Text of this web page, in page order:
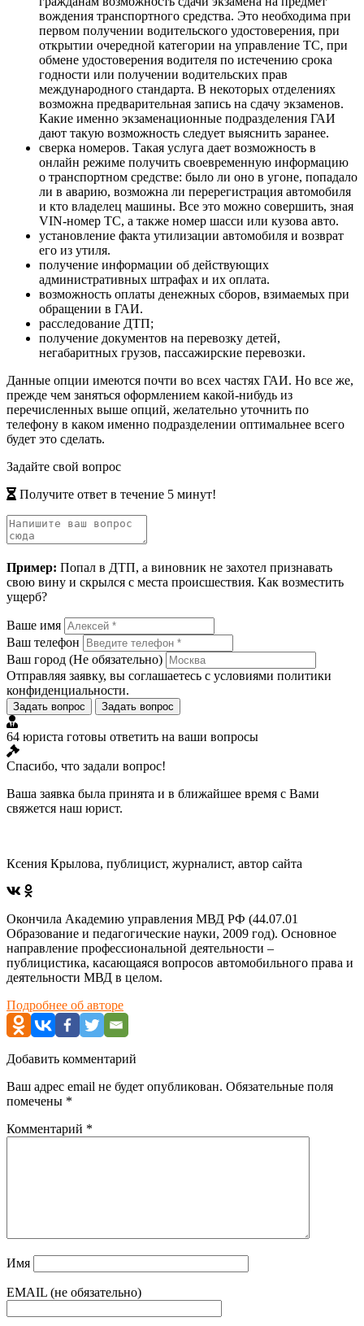
вождения транспортного средства. Это необходима при
первом получении водительского удостоверения, при
открытии очередной категории на управление ТС, при
обмене удостоверения водителя по истечению срока
годности или получении водительских прав
международного стандарта. В некоторых отделениях
возможна предварительная запись на сдачу экзаменов.
Какие именно экзаменационные подразделения ГАИ
дают такую возможность следует выяснить заранее.
сверка номеров. Такая услуга дает возможность в
онлайн режиме получить своевременную информацию
о транспортном средстве: было ли оно в угоне, попадало
ли в аварию, возможна ли перерегистрация автомобиля
и кто владелец машины. Все это можно совершить, зная
VIN-номер ТС, а также номер шасси или кузова авто.
установление факта утилизации автомобиля и возврат
его из утиля.
получение информации об действующих
административных штрафах и их оплата.
возможность оплаты денежных сборов, взимаемых при
обращении в ГАИ.
расследование ДТП;
получение документов на перевозку детей,
негабаритных грузов, пассажирские перевозки.
Данные опции имеются почти во всех частях ГАИ. Но все же,
прежде чем заняться оформлением какой-нибудь из
перечисленных выше опций, желательно уточнить по
телефону в каком именно подразделении оптимальнее всего
будет это сделать.
Задайте свой вопрос
Получите ответ в течение 5 минут!
Пример: Попал в ДТП, а виновник не захотел признавать
свою вину и скрылся с места происшествия. Как возместить
ущерб?
Ваше имя
Ваш телефон
Ваш город (Не обязательно)
Отправляя заявку, вы соглашаетесь с условиями политики
конфиденциальности.
Задать вопрос Задать вопрос
64 юриста готовы ответить на ваши вопросы
Спасибо, что задали вопрос!
Ваша заявка была принята и в ближайшее время с Вами
свяжется наш юрист.
Ксения Крылова, публицист, журналист, автор сайта
Окончила Академию управления МВД РФ (44.07.01
Образование и педагогические науки, 2009 год). Основное
направление профессиональной деятельности –
публицистика, касающаяся вопросов автомобильного права и
деятельности МВД в целом.
Подробнее об авторе
Добавить комментарий
Ваш адрес email не будет опубликован. Обязательные поля
помечены *
Комментарий *
Имя
EMAIL (не обязательно)